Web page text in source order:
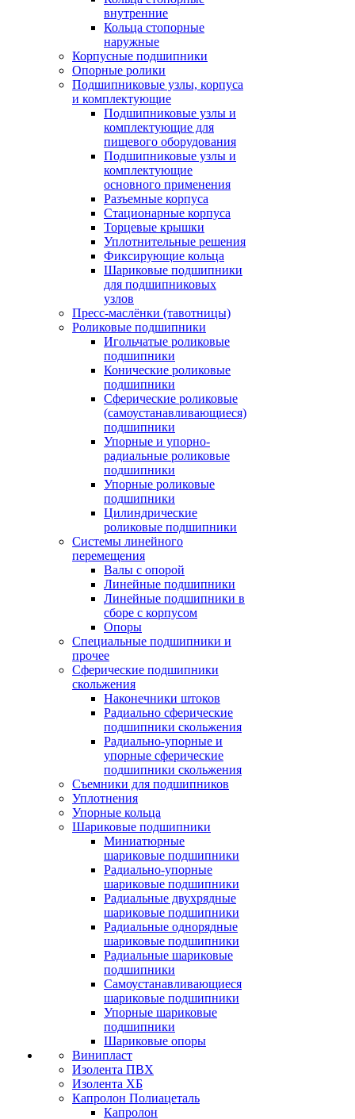
внутренние
Кольца стопорные
наружные
Корпусные подшипники
Опорные ролики
Подшипниковые узлы, корпуса
и комплектующие
Подшипниковые узлы и
комплектующие для
пищевого оборудования
Подшипниковые узлы и
комплектующие
основного применения
Разъемные корпуса
Стационарные корпуса
Торцевые крышки
Уплотнительные решения
Фиксирующие кольца
Шариковые подшипники
для подшипниковых
узлов
Пресс-маслёнки (тавотницы)
Роликовые подшипники
Игольчатые роликовые
подшипники
Конические роликовые
подшипники
Сферические роликовые
(самоустанавливающиеся)
подшипники
Упорные и упорно-
радиальные роликовые
подшипники
Упорные роликовые
подшипники
Цилиндрические
роликовые подшипники
Системы линейного
перемещения
Валы с опорой
Линейные подшипники
Линейные подшипники в
сборе с корпусом
Опоры
Специальные подшипники и
прочее
Сферические подшипники
скольжения
Наконечники штоков
Радиально сферические
подшипники скольжения
Радиально-упорные и
упорные сферические
подшипники скольжения
Съемники для подшипников
Уплотнения
Упорные кольца
Шариковые подшипники
Миниатюрные
шариковые подшипники
Радиально-упорные
шариковые подшипники
Радиальные двухрядные
шариковые подшипники
Радиальные однорядные
шариковые подшипники
Радиальные шариковые
подшипники
Самоустанавливающиеся
шариковые подшипники
Упорные шариковые
подшипники
Шариковые опоры
Винипласт
Изолента ПВХ
Изолента ХБ
Капролон Полиацеталь
Капролон